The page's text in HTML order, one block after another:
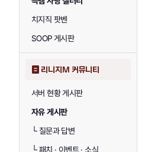
치지직 팟벤
SOOP 게시판
리니지M 커뮤니티
서버 현황 게시판
자유 게시판
└질문과 답변
└패치 · 이벤트 · 소식